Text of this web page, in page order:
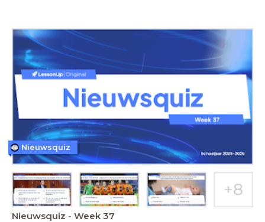
Nieuwsquiz - Week 37
Nieuwsquiz